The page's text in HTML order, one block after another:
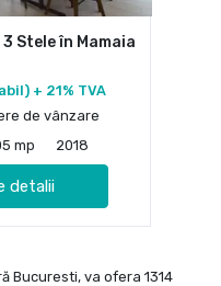
Stele în Mamaia
+ 21% TVA
de vânzare
mp 2018
detalii
Bucuresti, va ofera 1314